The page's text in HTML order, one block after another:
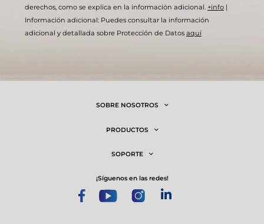
derechos, como se explica en la información adicional. +info |
Información adicional: Puedes consultar la información
adicional y detallada sobre Protección de Datos aquí
SOBRE NOSOTROS
PRODUCTOS
SOPORTE
¡síguenos en las redes!